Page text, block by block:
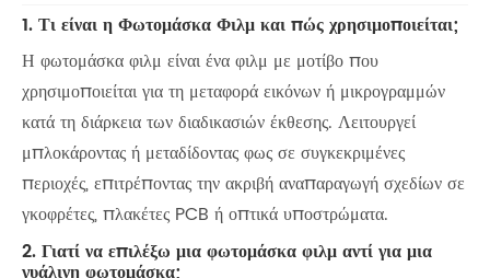
1. Τι είναι η Φωτομάσκα Φιλμ και πώς χρησιμοποιείται;
Η φωτομάσκα φιλμ είναι ένα φιλμ με μοτίβο που
χρησιμοποιείται για τη μεταφορά εικόνων ή μικρογραμμών
κατά τη διάρκεια των διαδικασιών έκθεσης. Λειτουργεί
μπλοκάροντας ή μεταδίδοντας φως σε συγκεκριμένες
περιοχές, επιτρέποντας την ακριβή αναπαραγωγή σχεδίων σε
γκοφρέτες, πλακέτες PCB ή οπτικά υποστρώματα.
2. Γιατί να επιλέξω μια φωτομάσκα φιλμ αντί για μια